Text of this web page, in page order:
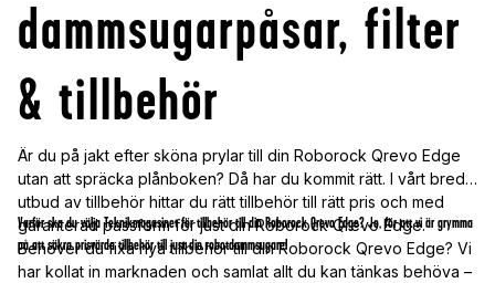
dammsugarpåsar, filter
& tillbehör
Är du på jakt efter sköna prylar till din Roborock Qrevo Edge
utan att spräcka plånboken? Då har du kommit rätt. I vårt breda
utbud av tillbehör hittar du rätt tillbehör till rätt pris och med
garanterad passform för just din Roborock Qrevo Edge.
Behöver du fixa nya tillbehör till din Roborock Qrevo Edge? Vi
har kollat in marknaden och samlat allt du kan tänkas behöva –
Varför ska du välja Teknikmagasinet för tillbehör till din Roborock Qrevo Edge? Jo, för att vi är grymma
på att säkra prisvärda tillbehör till just din robotdammsugare!